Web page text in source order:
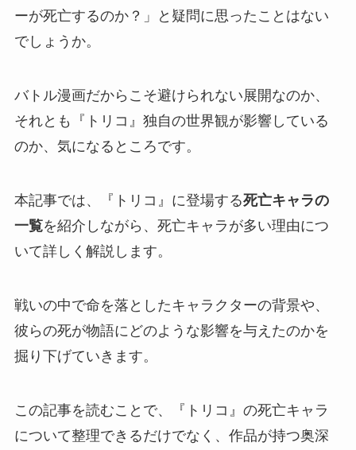
ーが死亡するのか？ 」と疑問に思ったことはない
でしょうか。
バトル漫画だからこそ避けられない展開なのか、
それとも『トリコ』独自の世界観が影響している
のか、気になるところです。
本記事では、 『トリコ』に登場する死亡キャラの
一覧を紹介しながら、死亡キャラが多い理由につ
いて詳しく解説します。
戦いの中で命を落としたキャラクターの背景や、
彼らの死が物語にどのような影響を与えたのかを
掘り下げていきます。
この記事を読むことで、
『トリコ』の死亡キャラ
について整理できるだけでなく、作品が持つ奥深